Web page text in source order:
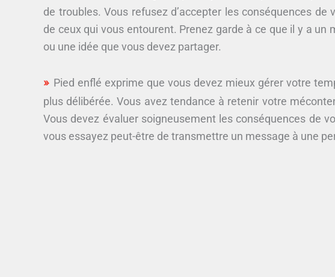
de troubles. Vous refusez d’accepter les conséquences
de ceux qui vous entourent. Prenez garde à ce que il y a un
ou une idée que vous devez partager.
Pied enflé exprime que vous devez mieux gérer votre
plus délibérée. Vous avez tendance à retenir votre
Vous devez évaluer soigneusement les conséquences de
vous essayez peut-être de transmettre un message à une